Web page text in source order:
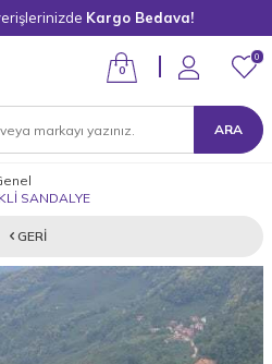
Kargo Bedava!
ARA
0
0
SANDALYE
GERI